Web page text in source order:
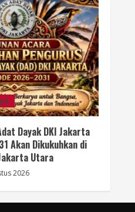
Dayak DKI Jakarta
Akan Dikukuhkan di
Utara
2026